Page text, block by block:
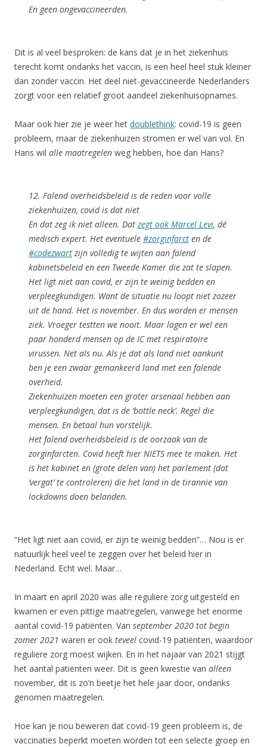
En geen ongevaccineerden.
Dit is al veel besproken: de kans dat je in het ziekenhuis
terecht komt ondanks het vaccin, is een heel heel stuk kleiner
dan zonder vaccin. Het deel niet-gevaccineerde Nederlanders
zorgt voor een relatief groot aandeel ziekenhuisopnames.
Maar ook hier zie je weer het doublethink: covid-19 is geen
probleem, maar de ziekenhuizen stromen er wel van vol. En
Hans wil alle maatregelen weg hebben, hoe dan Hans?
12. Falend overheidsbeleid is de reden voor volle
ziekenhuizen, covid is dat niet
En dat zeg ik niet alleen. Datzegt ook Marcel Levi, dé
medisch expert. Het eventuele #zorginfarct en de
#codezwart zijn volledig te wijten aan falend
kabinetsbeleid en een Tweede Kamer die zat te slapen.
Het ligt niet aan covid, er zijn te weinig bedden en
verpleegkundigen. Want de situatie nu loopt niet zozeer
uit de hand. Het is november. En dus worden er mensen
ziek. Vroeger testten we nooit. Maar lagen er wel een
paar honderd mensen op de IC met respiratoire
virussen. Net als nu. Als je dat als land niet aankunt
ben je een zwaar gemankeerd land met een falende
overheid.
Ziekenhuizen moeten een groter arsenaal hebben aan
verpleegkundigen, dat is de ‘bottle neck’. Regel die
mensen. En betaal hun vorstelijk.
Het falend overheidsbeleid is de oorzaak van de
zorginfarcten. Covid heeft hier NIETS mee te maken. Het
is het kabinet en (grote delen van) het parlement (dat
‘vergat’ te controleren) die het land in de tirannie van
lockdowns doen belanden.
“Het ligt niet aan covid, er zijn te weinig bedden”… Nou is er
natuurlijk heel veel te zeggen over het beleid hier in
Nederland. Echt wel. Maar…
In maart en april 2020 was alle reguliere zorg uitgesteld en
kwamen er even pittige maatregelen, vanwege het enorme
aantal covid-19 patiënten. Van september 2020 tot begin
zomer 2021 waren er ook teveel covid-19 patiënten, waardoor
reguliere zorg moest wijken. En in het najaar van 2021 stijgt
het aantal patiënten weer. Dit is geen kwestie van alleen
november, dit is zo’n beetje het hele jaar door, ondanks
genomen maatregelen.
Hoe kan je nou beweren dat covid-19 geen probleem is, de
vaccinaties beperkt moeten worden tot een selecte groep en